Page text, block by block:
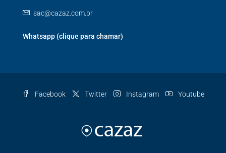
sac@cazaz.com.br
Whatsapp (clique para chamar)
Facebook Twitter Instagram Youtube